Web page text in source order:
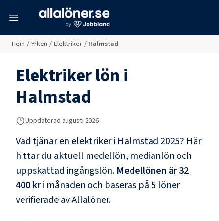
Hem / Yrken / Elektriker / Halmstad
Elektrikerlön i
Halmstad
Uppdaterad augusti 2026
Vad tjänar en elektrikeri Halmstad 2025? Här
hittar du aktuell medellön, medianlön och
uppskattad ingångslön. Medellönen är32
400 kri månaden och baseras på 5 löner
verifierade av Allalöner.